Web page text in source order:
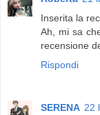
Inserita la
Ah, mi sa
recensione
Rispondi
SERENA 22